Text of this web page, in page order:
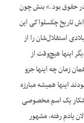
حقوق بود.» بنش چون
تاریخ چکسلواکی این
استقلال‌شان را از
اینها هیچ‌وقت از
زمان چه اینها جزو
اینها همیشه مبارزه
یک اسم مخصوصی
یادم رفته، مشهور